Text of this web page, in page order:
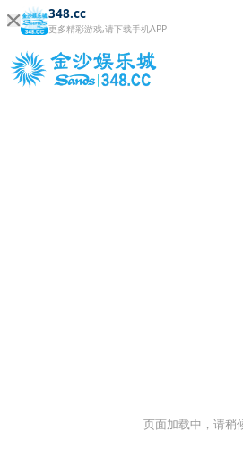
348.cc
更多精彩游戏,请下载手机APP